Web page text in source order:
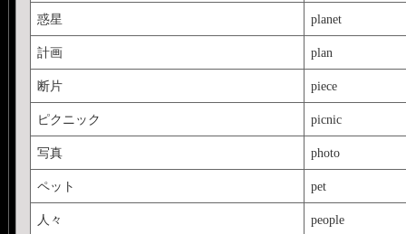
惑星 planet
計画 plan
断片 piece
ピクニック picnic
写真 photo
ペット pet
人々 people